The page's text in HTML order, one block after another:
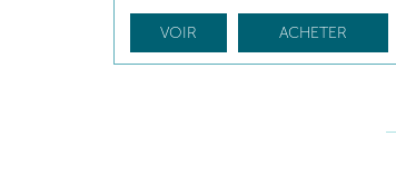
VOIR ACHETER